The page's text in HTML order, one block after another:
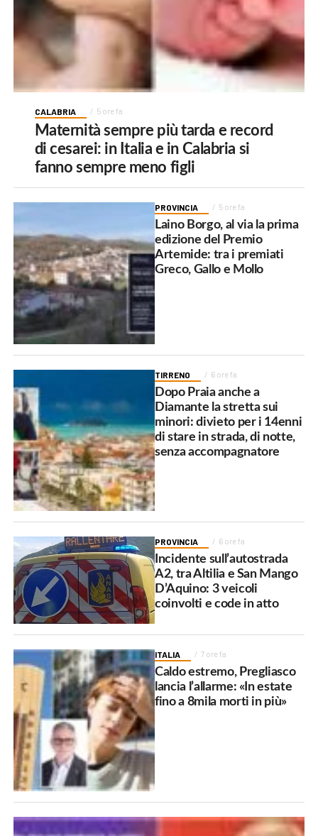
CALABRIA 5 ore fa
Maternità sempre più tarda e record
di cesarei: in Italia e in Calabria si
fanno sempre meno figli
PROVINCIA 5 ore fa
Laino Borgo, al via la prima
edizione del Premio
Artemide: tra i premiati
Greco, Gallo e Mollo
TIRRENO 6 ore fa
Dopo Praia anche a
Diamante la stretta sui
minori: divieto per i 14enni
di stare in strada, di notte,
senza accompagnatore
PROVINCIA 6 ore fa
Incidente sull’autostrada
A2, tra Altilia e San Mango
D’Aquino: 3 veicoli
coinvolti e code in atto
ITALIA 7 ore fa
Caldo estremo, Pregliasco
lancia l’allarme: «In estate
fino a 8mila morti in più»